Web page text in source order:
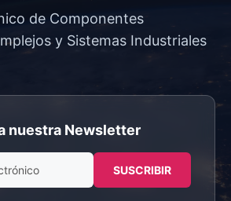
de Componentes
y Sistemas Industriales
nuestra Newsletter